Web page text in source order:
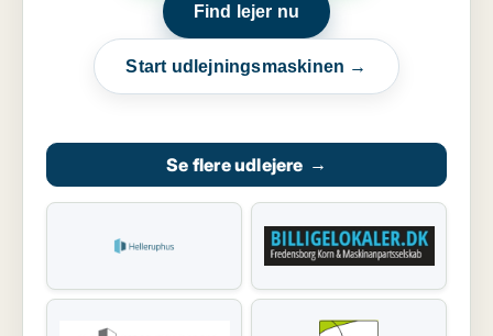
Find lejer nu
Start udlejningsmaskinen →
Se flere udlejere →